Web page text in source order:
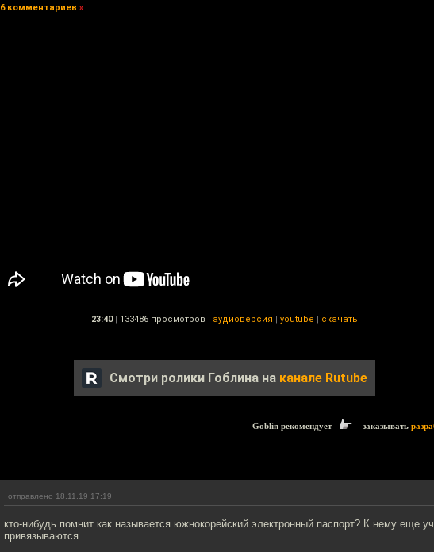
6 комментариев »
23:40 | 133486 просмотров | аудиоверсия | youtube | скачать
Смотри ролики Гоблина на канале Rutube
Goblin рекомендует заказывать
отправлено 18.11.19 17:19
кто-нибудь помнит как называется южнокорейский электронный паспорт? К нему еще
привязываются